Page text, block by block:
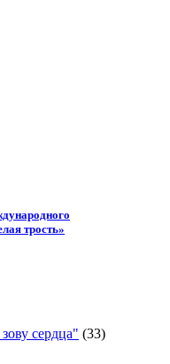
трость»
сердца" (33)